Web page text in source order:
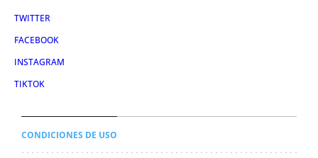
TWITTER
FACEBOOK
INSTAGRAM
TIKTOK
CONDICIONES DE USO